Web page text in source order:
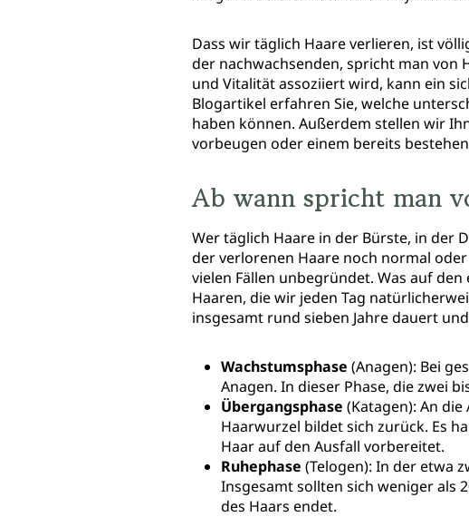
Dass wir täglich Haare verlieren, ist
der nachwachsenden, spricht man von
und Vitalität assoziiert wird, kann ein
Blogartikel erfahren Sie, welche
haben können. Außerdem stellen wir
vorbeugen oder einem bereits
Ab wann spricht man
Wer täglich Haare in der Bürste, in der
der verlorenen Haare noch normal
vielen Fällen unbegründet. Was auf
Haaren, die wir jeden Tag
insgesamt rund sieben Jahre dauert
Wachstumsphase (Anagen): Bei
Anagen. In dieser Phase, die zwei
Übergangsphase (Katagen): An
Haarwurzel bildet sich zurück. Es
Haar auf den Ausfall vorbereitet.
Ruhephase (Telogen): In der etwa
Insgesamt sollten sich weniger als
des Haars endet.